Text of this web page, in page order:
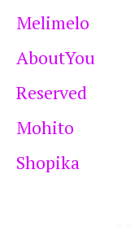
Melimelo
AboutYou
Reserved
Mohito
Shopika